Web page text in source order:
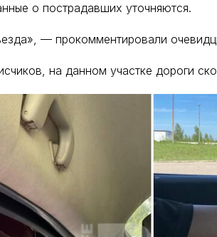
о пострадавших уточняются.
— прокомментировали
на данном участке дороги